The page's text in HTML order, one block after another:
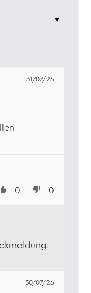
31/07/26
-
0 0
30/07/26